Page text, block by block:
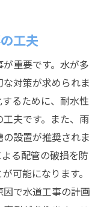
工夫
重要です。水が多
対策が求められま
るために、耐水性
夫です。また、雨
設置が推奨されま
る配管の破損を防
可能になります。
で水道工事の計画